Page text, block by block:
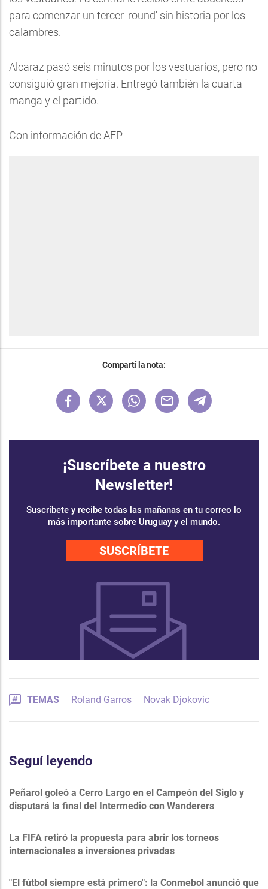
para comenzar un tercer 'round' sin historia por los
calambres.
Alcaraz pasó seis minutos por los vestuarios, pero no
consiguió gran mejoría. Entregó también la cuarta
manga y el partido.
Con información de AFP
Compartí la nota:
¡Suscríbete a nuestro
Newsletter!
Suscríbete y recibe todas las mañanas en tu correo lo
más importante sobre Uruguay y el mundo.
SUSCRÍBETE
TEMAS Roland Garros Novak Djokovic
Seguí leyendo
Peñarol goleó a Cerro Largo en el Campeón del Siglo y
disputará la final del Intermedio con Wanderers
La FIFA retiró la propuesta para abrir los torneos
internacionales a inversiones privadas
"El fútbol siempre está primero": la Conmebol anunció que